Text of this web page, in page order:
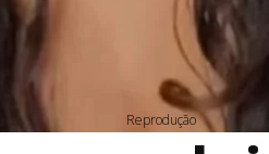
Reprodução